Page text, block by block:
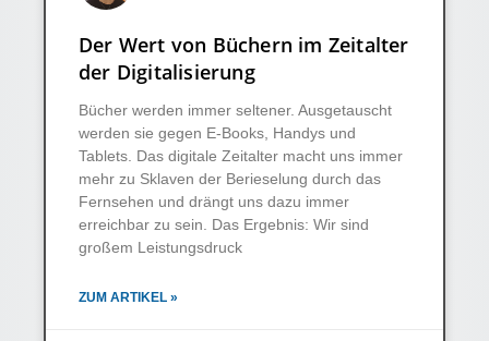
Der Wert von Büchern im Zeitalter
der Digitalisierung
Bücher werden immer seltener. Ausgetauscht
werden sie gegen E-Books, Handys und
Tablets. Das digitale Zeitalter macht uns immer
mehr zu Sklaven der Berieselung durch das
Fernsehen und drängt uns dazu immer
erreichbar zu sein. Das Ergebnis: Wir sind
großem Leistungsdruck
ZUM ARTIKEL »